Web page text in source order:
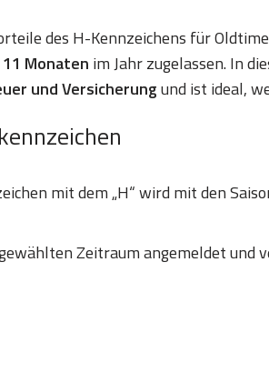
des H-Kennzeichens für
Monaten im Jahr zugelassen. In
und Versicherungund ist ideal,
mit dem „H“ wird mit den
Zeitraum angemeldet